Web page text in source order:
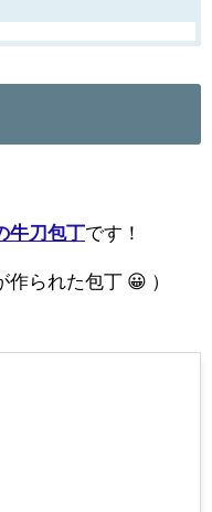
牛刀包丁です！
作られた包丁 😀 ）